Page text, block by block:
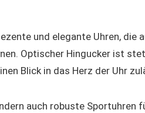
und elegante Uhren, die
Optischer Hingucker ist
Blick in das Herz der Uhr
auch robuste Sportuhren